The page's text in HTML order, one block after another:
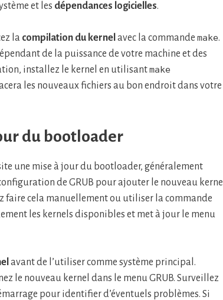
et les dépendances logicielles.
la compilation du kernel avec la commande make.
de la puissance de votre machine et des
installez le kernel en utilisantmake
les nouveaux fichiers au bon endroit dans votre
du bootloader
une mise à jour du bootloader, généralement
de GRUB pour ajouter le nouveau kernel
faire cela manuellement ou utiliser la commande
les kernels disponibles et met à jour le menu
avant de l’utiliser comme système principal.
le nouveau kernel dans le menu GRUB. Surveillez
pour identifier d’éventuels problèmes. Si